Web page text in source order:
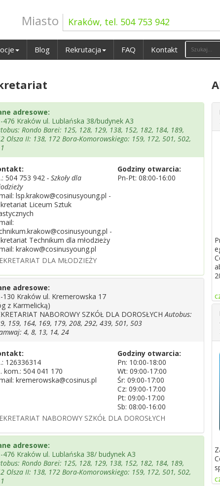
Miasto Kraków, tel. 504 753 942
Blog Rekrutacja FAQ Kontakt
adresowe:
476 Kraków ul. Lublańska 38/budynek A3
Rondo Barei: 125, 128, 129, 138, 152, 182, 184, 189,
Olsza II: 138, 172 Bora-Komorowskiego: 159, 172, 501, 502,
504 753 942 - Szkoły dla
lsp.krakow@cosinusyoung.pl -
Liceum Sztuk
-
Technikum dla młodzieży
krakow@cosinusyoung.pl
Godziny otwarcia:
Pn-Pt: 08:00-16:00
DLA MŁODZIEŻY
adresowe:
130 Kraków ul. Kremerowska 17
z Karmelicką)
NABOROWY SZKÓŁ DLA DOROSŁYCHAutobus:
159, 164, 169, 179, 208, 292, 439, 501, 503
4, 8, 13, 14, 24
126336314
kom.: 504 041 170
kremerowska@cosinus.pl
Godziny otwarcia:
Pn: 10:00-18:00
Wt: 09:00-17:00
Śr: 09:00-17:00
Cz: 09:00-17:00
Pt: 09:00-17:00
Sb: 08:00-16:00
NABOROWY SZKÓŁ DLA DOROSŁYCH
adresowe:
476 Kraków ul. Lublańska 38/ budynek A3
Rondo Barei: 125, 128, 129, 138, 152, 182, 184, 189,
Olsza II: 138, 172 Bora-Komorowskiego: 159, 172, 501, 502,